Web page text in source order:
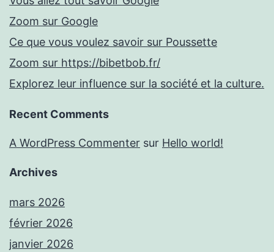
Zoom sur Google
Ce que vous voulez savoir sur Poussette
Zoom sur https://bibetbob.fr/
Explorez leur influence sur la société et la culture.
Recent Comments
A WordPress Commenter sur Hello world!
Archives
mars 2026
février 2026
janvier 2026